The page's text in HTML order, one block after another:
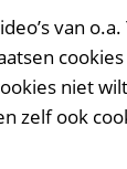
van o.a.
niet
zelf ook